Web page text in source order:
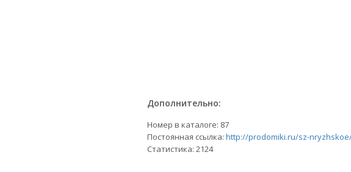
Дополнительно:
Номер в каталоге: 87
Постоянная ссылка: http://prodomiki.ru/sz-
Статистика: 2124